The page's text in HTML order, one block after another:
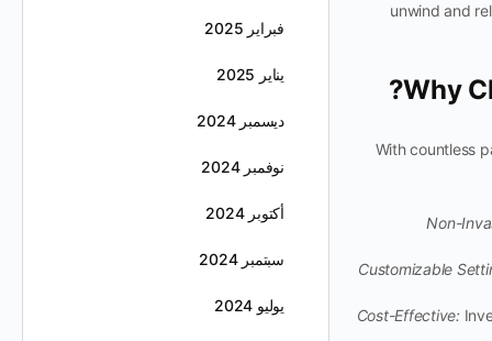
unwind and
Why
With countless
Non-
Customizable
Cost-Effective:
فبراير 2025
يناير 2025
ديسمبر 2024
نوفمبر 2024
أكتوبر 2024
سبتمبر 2024
يوليو 2024